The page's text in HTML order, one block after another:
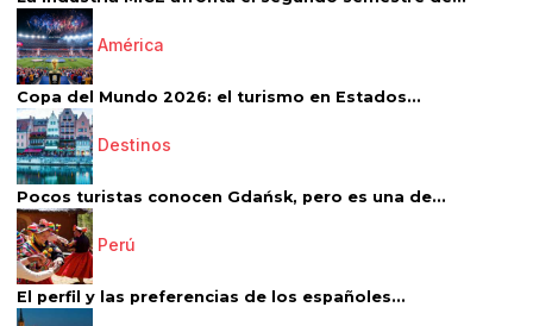
América
Copa del Mundo 2026: el turismo en Estados...
Destinos
Pocos turistas conocen Gdańsk, pero es una de...
Perú
El perfil y las preferencias de los españoles...